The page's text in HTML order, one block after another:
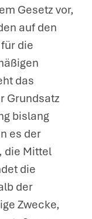
Gesetz vor,
auf den
die
das
Grundsatz
bislang
es der
die Mittel
die
der
Zwecke,